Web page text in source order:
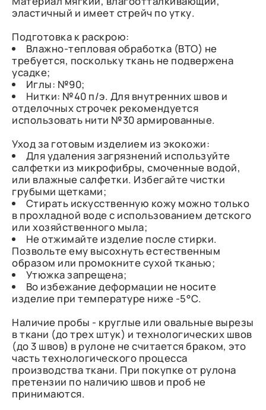
эластичный и имеет стрейч по утку.
Подготовка к раскрою:
Влажно-тепловая обработка (ВТО) не
требуется, поскольку ткань не подвержена
усадке;
Иглы: №90;
Нитки: №40 п/э. Для внутренних швов и
отделочных строчек рекомендуется
использовать нити №30 армированные.
Уход за готовым изделием из экокожи:
Для удаления загрязнений используйте
салфетки из микрофибры, смоченные водой,
или влажные салфетки. Избегайте чистки
грубыми щетками;
Стирать искусственную кожу можно только
в прохладной воде с использованием детского
или хозяйственного мыла;
Не отжимайте изделие после стирки.
Позвольте ему высохнуть естественным
образом или промокните сухой тканью;
Утюжка запрещена;
Во избежание деформации не носите
изделие при температуре ниже -5°C.
Наличие пробы - круглые или овальные вырезы
в ткани (до трех штук) и технологических швов
(до 3 швов) в рулоне не считается браком, это
часть технологического процесса
производства ткани. При покупке от рулона
претензии по наличию швов и проб не
принимаются.